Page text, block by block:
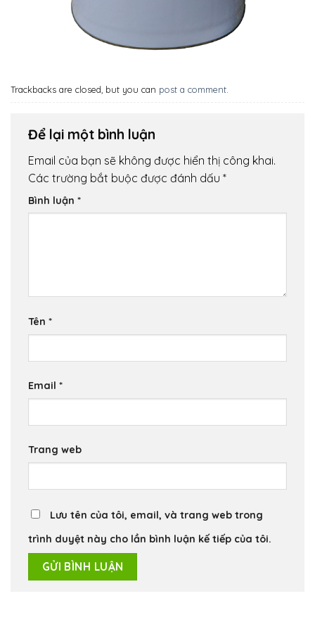
Trackbacks are closed, but you can post a comment.
Để lại một bình luận
Email của bạn sẽ không được hiển thị công khai.
Các trường bắt buộc được đánh dấu *
Bình luận *
Tên *
Email *
Trang web
Lưu tên của tôi, email, và trang web trong
trình duyệt này cho lần bình luận kế tiếp của tôi.